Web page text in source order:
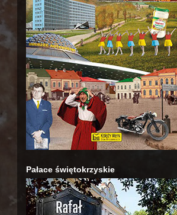
Pałace świętokrzyskie